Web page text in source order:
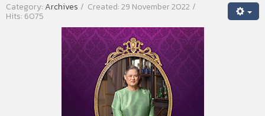
Category: Archives Created: 29 November 2022
Hits: 6075